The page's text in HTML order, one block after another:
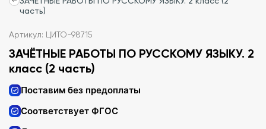
часть)
Артикул: ЦИТО-98715
ЗАЧЁТНЫЕ РАБОТЫ ПО РУССКОМУ ЯЗЫКУ. 2
класс (2 часть)
Поставим без предоплаты
Соответствует ФГОС